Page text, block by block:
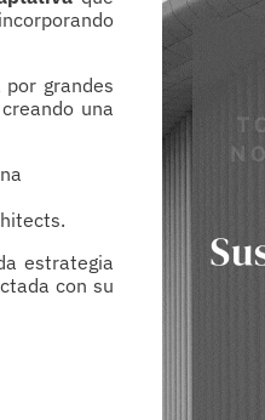
grandes
una
estrategia
con su